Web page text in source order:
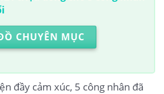
CHUYÊN MỤC
đầy cảm xúc, 5 công nhân đã